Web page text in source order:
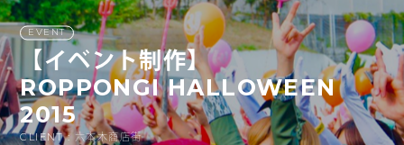
EVENT
【イベント制作】
ROPPONGI HALLOWEEN
2015
CLIENT : 六本木商店街